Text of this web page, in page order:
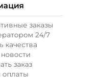
заказы
24/7
качества
заказ